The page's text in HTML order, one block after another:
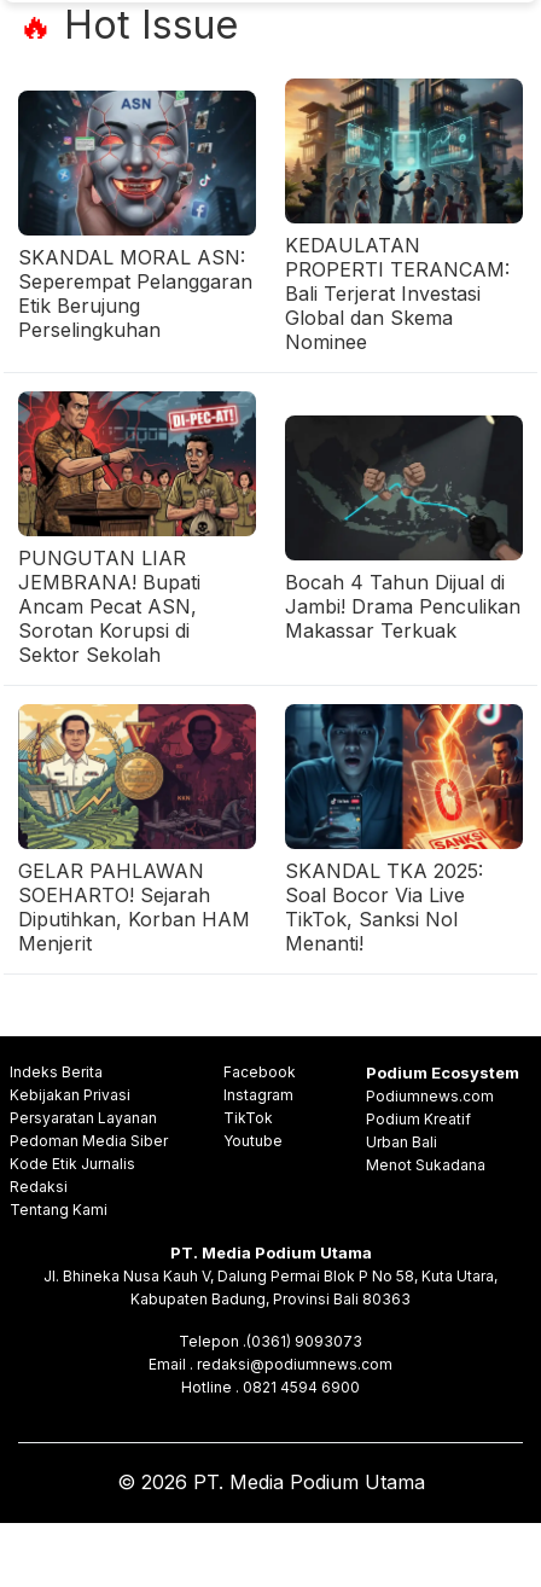
🔥 Hot Issue
SKANDAL MORAL ASN:
Seperempat Pelanggaran
Etik Berujung
Perselingkuhan
KEDAULATAN
PROPERTI TERANCAM:
Bali Terjerat Investasi
Global dan Skema
Nominee
PUNGUTAN LIAR
JEMBRANA! Bupati
Ancam Pecat ASN,
Sorotan Korupsi di
Sektor Sekolah
Bocah 4 Tahun Dijual di
Jambi! Drama Penculikan
Makassar Terkuak
GELAR PAHLAWAN
SOEHARTO! Sejarah
Diputihkan, Korban HAM
Menjerit
SKANDAL TKA 2025:
Soal Bocor Via Live
TikTok, Sanksi Nol
Menanti!
Indeks Berita
Kebijakan Privasi
Persyaratan Layanan
Pedoman Media Siber
Kode Etik Jurnalis
Redaksi
Tentang Kami
Facebook
Instagram
TikTok
Youtube
Podium Ecosystem
Podiumnews.com
Podium Kreatif
Urban Bali
Menot Sukadana
PT. Media Podium Utama
Jl. Bhineka Nusa Kauh V, Dalung Permai Blok P No 58, Kuta Utara,
Kabupaten Badung, Provinsi Bali 80363
Telepon .(0361) 9093073
Email . redaksi@podiumnews.com
Hotline . 0821 4594 6900
© 2026 PT. Media Podium Utama